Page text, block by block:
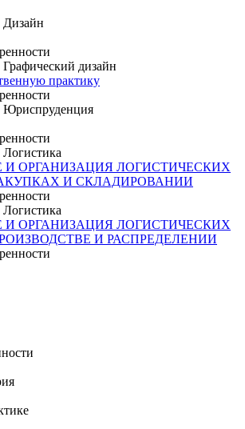
Дизайн
дизайн
практику
Юриспруденция
ОРГАНИЗАЦИЯ ЛОГИСТИЧЕСКИХ
И СКЛАДИРОВАНИИ
ОРГАНИЗАЦИЯ ЛОГИСТИЧЕСКИХ
И РАСПРЕДЕЛЕНИИ